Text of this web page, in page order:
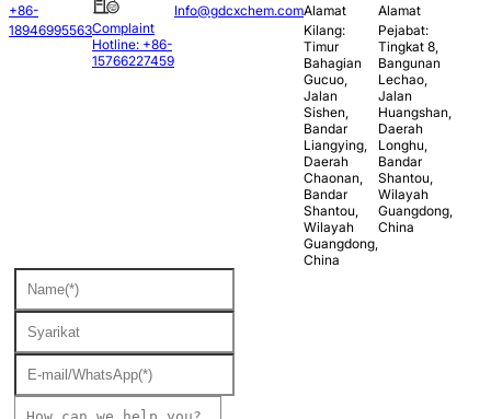
+86-
18946995563Complaint
Hotline: +86-
15766227459
Info@gdcxchem.comAlamat
Kilang:
Timur
Bahagian
Gucuo,
Jalan
Sishen,
Bandar
Liangying,
Daerah
Chaonan,
Bandar
Shantou,
Wilayah
Guangdong,
China
Alamat
Pejabat:
Tingkat 8,
Bangunan
Lechao,
Jalan
Huangshan,
Daerah
Longhu,
Bandar
Shantou,
Wilayah
Guangdong,
China